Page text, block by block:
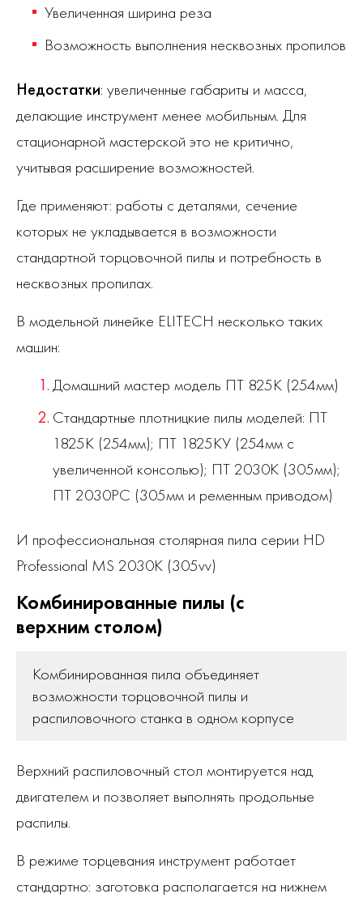
Увеличенная ширина реза
Возможность выполнения несквозных пропилов
Недостатки: увеличенные габариты и масса,
делающие инструмент менее мобильным. Для
стационарной мастерской это не критично,
учитывая расширение возможностей.
Где применяют: работы с деталями, сечение
которых не укладывается в возможности
стандартной торцовочной пилы и потребность в
несквозных пропилах.
В модельной линейке ELITECH несколько таких
машин:
Домашний мастер модель ПТ 825К (254мм)
Стандартные плотницкие пилы моделей: ПТ
1825К (254мм); ПТ 1825КУ (254мм с
увеличенной консолью); ПТ 2030К (305мм);
ПТ 2030РС (305мм и ременным приводом)
И профессиональная столярная пила серии HD
Professional MS 2030K (305vv)
Комбинированные пилы (с
верхним столом)
Комбинированная пила объединяет
возможности торцовочной пилы и
распиловочного станка в одном корпусе
Верхний распиловочный стол монтируется над
двигателем и позволяет выполнять продольные
распилы.
В режиме торцевания инструмент работает
стандартно: заготовка располагается на нижнем